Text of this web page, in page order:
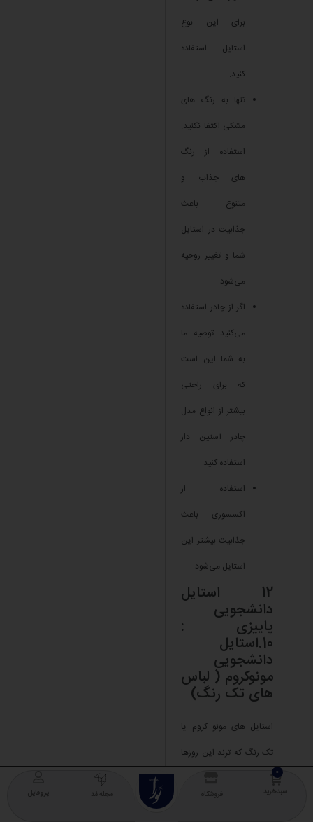
سبدخرید فروشگاه
NOURA
مجله مُد پروفایل
برای این نوع
استایل استفاده
کنید.
تنها به رنگ های
مشکی اکتفا نکنید.
استفاده از رنگ
های جذاب و
متنوع باعث
جذابیت در استایل
شما و تغییر روحیه
می‌شود.
اگر از چادر استفاده
می‌کنید توصیه ما
به شما این است
که برای راحتی
بیشتر از انواع مدل
چادر آستین دار
استفاده کنید
استفاده از
اکسسوری باعث
جذابیت بیشتر این
استایل می‌شود.
12 استایل
دانشجویی
پاییزی :
10.استایل
دانشجویی
مونوکروم ( لباس
های تک رنگ)
استایل های مونو کروم یا
تک رنگ که ترند این روزها
نیز هست یک استایل روزانه